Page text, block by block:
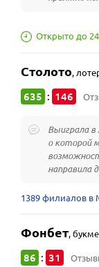
Открыто до
Столото,
635 : 146
Выиграла в
о которой
направила
1389 филиалов в
Фонбет,
86 : 31